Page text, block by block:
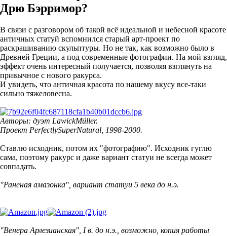
Дрю Бэрримор?
В связи с разговором об такой всё идеальной и небесной красоте
античных статуй вспомнился старый арт-проект по
раскрашиванию скульптуры. Но не так, как возможно было в
Древней Греции, а под современные фотографии. На мой взгляд,
эффект очень интересный получается, позволяя взглянуть на
привычное с нового ракурса.
И увидеть, что античная красота по нашему вкусу все-таки
сильно тяжеловесна.
Авторы: дуэт LawickMüller.
Проект PerfectlySuperNatural, 1998-2000.
Ставлю исходник, потом их "фотографию". Исходник гуглю
сама, поэтому ракурс и даже вариант статуи не всегда может
совпадать.
"Раненая амазонка", вариант статуи 5 века до н.э.
"Венера Арлезианская", I в. до н.э., возможно, копия работы